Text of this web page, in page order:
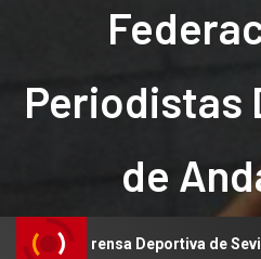
Periodistas
de
Prensa Deportiva de Sevilla a la